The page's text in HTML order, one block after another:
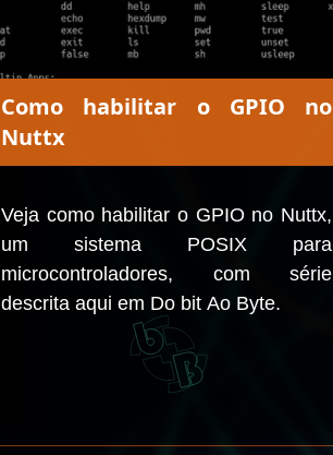
Como habilitar o GPIO no
Nuttx
Veja como habilitar o GPIO no Nuttx,
um sistema POSIX para
microcontroladores, com série
descrita aqui em Do bit Ao Byte.